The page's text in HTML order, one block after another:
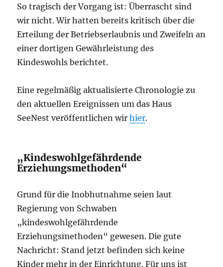
So tragisch der Vorgang ist: Überrascht sind
wir nicht. Wir hatten bereits kritisch über die
Erteilung der Betriebserlaubnis und Zweifeln an
einer dortigen Gewährleistung des
Kindeswohls berichtet.
Eine regelmäßig aktualisierte Chronologie zu
den aktuellen Ereignissen um das Haus
SeeNest veröffentlichen wirhier.
„Kindeswohlgefährdende
Erziehungsmethoden“
Grund für die Inobhutnahme seien laut
Regierung von Schwaben
„kindeswohlgefährdende
Erziehungsmethoden“ gewesen. Die gute
Nachricht: Stand jetzt befinden sich keine
Kinder mehr in der Einrichtung. Für uns ist